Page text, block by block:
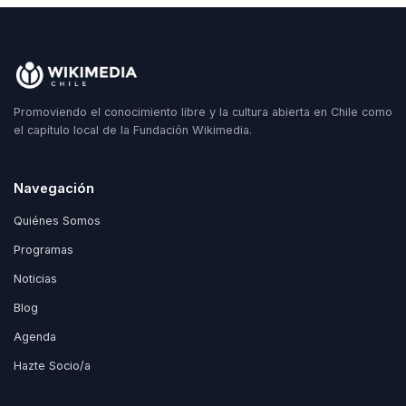
Promoviendo el conocimiento libre y la cultura abierta en Chile como
el capítulo local de la Fundación Wikimedia.
Navegación
Quiénes Somos
Programas
Noticias
Blog
Agenda
Hazte Socio/a